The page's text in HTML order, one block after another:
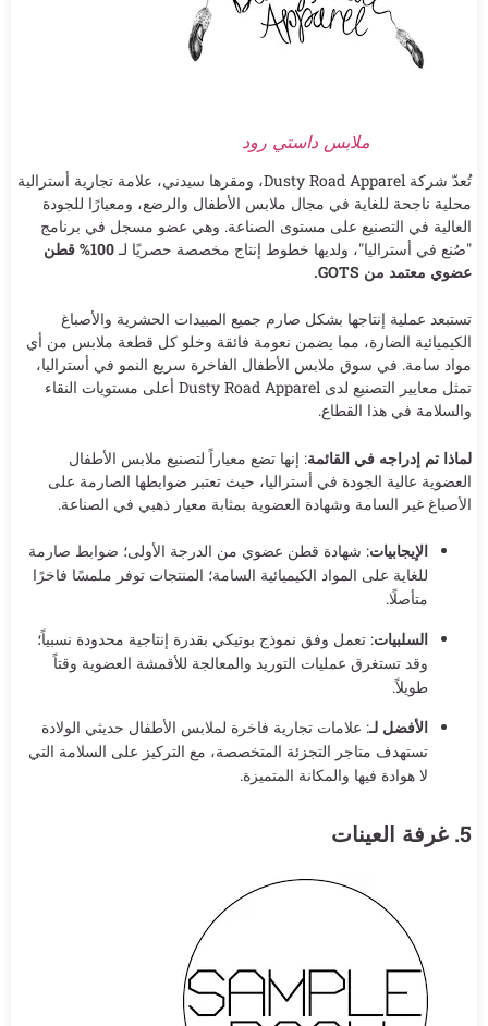
ملابس داستي رود
تُعدّ شركة Dusty Road Apparel، ومقرها سيدني، علامة تجارية أسترالية
محلية ناجحة للغاية في مجال ملابس الأطفال والرضع، ومعيارًا للجودة
العالية في التصنيع على مستوى الصناعة. وهي عضو مسجل في برنامج
"صُنع في أستراليا"، ولديها خطوط إنتاج مخصصة حصريًا لـ
100% قطن
عضوي معتمد من GOTS.
تستبعد عملية إنتاجها بشكل صارم جميع المبيدات الحشرية والأصباغ
الكيميائية الضارة، مما يضمن نعومة فائقة وخلو كل قطعة ملابس من أي
مواد سامة. في سوق ملابس الأطفال الفاخرة سريع النمو في أستراليا،
تمثل معايير التصنيع لدى Dusty Road Apparel أعلى مستويات النقاء
والسلامة في هذا القطاع.
لماذا تم إدراجه في القائمة: إنها تضع معياراً لتصنيع ملابس الأطفال
العضوية عالية الجودة في أستراليا، حيث تعتبر ضوابطها الصارمة على
الأصباغ غير السامة وشهادة العضوية بمثابة معيار ذهبي في الصناعة.
الإيجابيات: شهادة قطن عضوي من الدرجة الأولى؛ ضوابط صارمة
للغاية على المواد الكيميائية السامة؛ المنتجات توفر ملمسًا فاخرًا
متأصلًا.
السلبيات: تعمل وفق نموذج بوتيكي بقدرة إنتاجية محدودة نسبياً؛
وقد تستغرق عمليات التوريد والمعالجة للأقمشة العضوية وقتاً
طويلاً.
الأفضل لـ: علامات تجارية فاخرة لملابس الأطفال حديثي الولادة
تستهدف متاجر التجزئة المتخصصة، مع التركيز على السلامة التي
لا هوادة فيها والمكانة المتميزة.
5. غرفة العينات